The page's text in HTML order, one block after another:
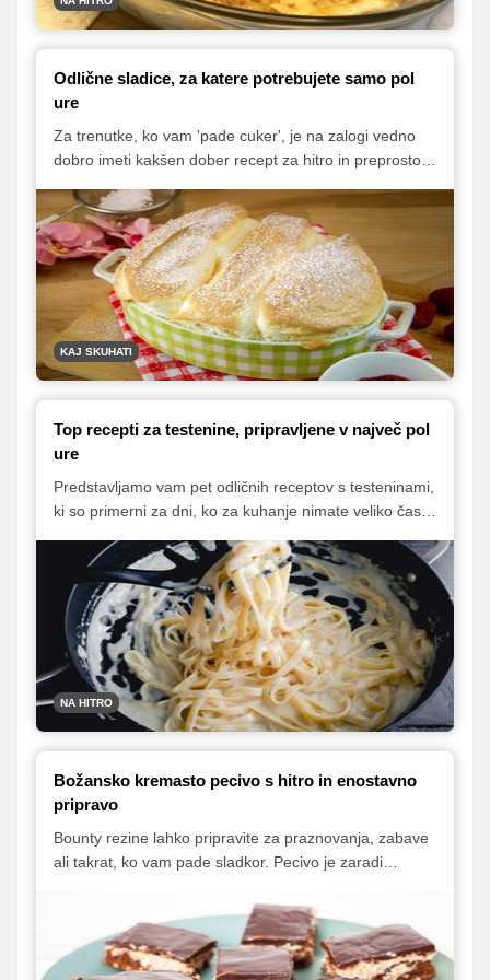
Odlične sladice, za katere potrebujete samo pol
ure
Za trenutke, ko vam 'pade cuker', je na zalogi vedno
dobro imeti kakšen dober recept za hitro in preprosto
Da ne bodo vedno to samo palačinke, smo vam
pripravili seznam naših najbolj priljubljenih hitrih sladic
– takih, ki so pripravljene v samo pol ure.
KAJ SKUHATI
Top recepti za testenine, pripravljene v največ pol
ure
Predstavljamo vam pet odličnih receptov s testeninami,
ki so primerni za dni, ko za kuhanje nimate veliko časa,
NA HITRO
Božansko kremasto pecivo s hitro in enostavno
pripravo
Bounty rezine lahko pripravite za praznovanja, zabave
ali takrat, ko vam pade sladkor. Pecivo je zaradi